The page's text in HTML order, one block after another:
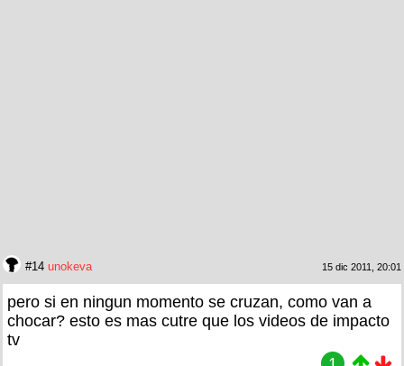
#14 unokeva 15 dic 2011, 20:01
pero si en ningun momento se cruzan, como van a
chocar? esto es mas cutre que los videos de impacto
tv